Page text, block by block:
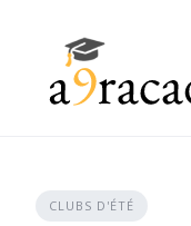
CLUBS D'ÉTÉ